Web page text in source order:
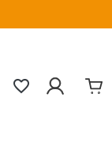
favorite_border